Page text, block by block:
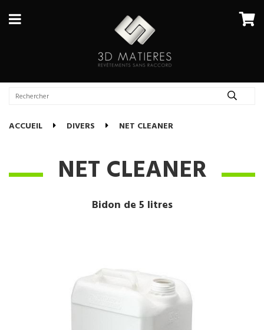
ACCUEIL DIVERS NET CLEANER
NET CLEANER
Bidon de 5 litres